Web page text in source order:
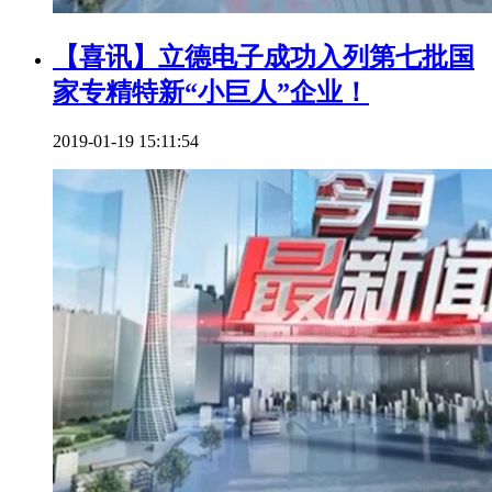
【喜讯】立德电子成功入列第七批国
家专精特新“小巨人”企业！
2019-01-19 15:11:54